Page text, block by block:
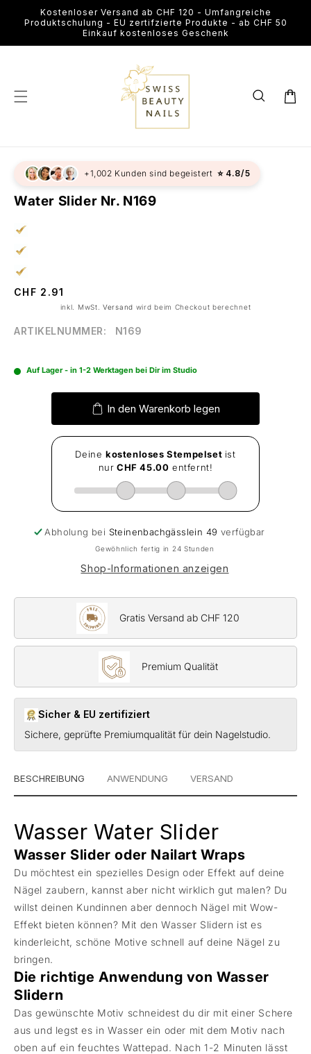
Inhalt
Kostenloser Versand ab CHF 120 - Umfangreiche
Produktschulung - EU zertifzierte Produkte - ab CHF 50
Einkauf kostenloses Geschenk
+1,002 Kunden sind begeistert ⭐ 4.8/5
Water Slider Nr. N169
Normaler
CHF 2.91
inkl. MwSt.Versand wird beim Checkout berechnet
ARTIKELNUMMER: N169
Auf Lager - in 1-2 Werktagen bei Dir im Studio
In den Warenkorb legen
Abholung bei Steinenbachgässlein 49 verfügbar
Gewöhnlich fertig in 24 Stunden
Shop-Informationen anzeigen
Gratis Versand ab CHF 120
Premium Qualität
Sicher & EU zertifiziert
Sichere, geprüfte Premiumqualität für dein Nagelstudio.
BESCHREIBUNG ANWENDUNG VERSAND
Wasser Water Slider
Wasser Slider oder Nailart Wraps
Du möchtest ein spezielles Design oder Effekt auf deine
Nägel zaubern, kannst aber nicht wirklich gut malen? Du
willst deinen Kundinnen aber dennoch Nägel mit Wow-
Effekt bieten können? Mit den Wasser Slidern ist es
kinderleicht, schöne Motive schnell auf deine Nägel zu
bringen.
Die richtige Anwendung von Wasser
Slidern
Das gewünschte Motiv schneidest du dir mit einer Schere
aus und legst es in Wasser ein oder mit dem Motiv nach
oben auf ein feuchtes Wattepad. Nach 1-2 Minuten lässt